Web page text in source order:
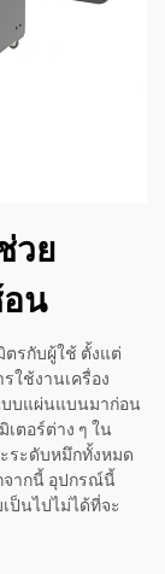
วย
อน
ตรกับผู้ใช้ ตั้งแต่
ใช้งานเครื่อง
บบแผ่นแบนมาก่อน
เตอร์ต่าง ๆ ใน
ะระดับหมึกทั้งหมด
จากนี้ อุปกรณ์นี้
ป็นไปไม่ได้ที่จะ